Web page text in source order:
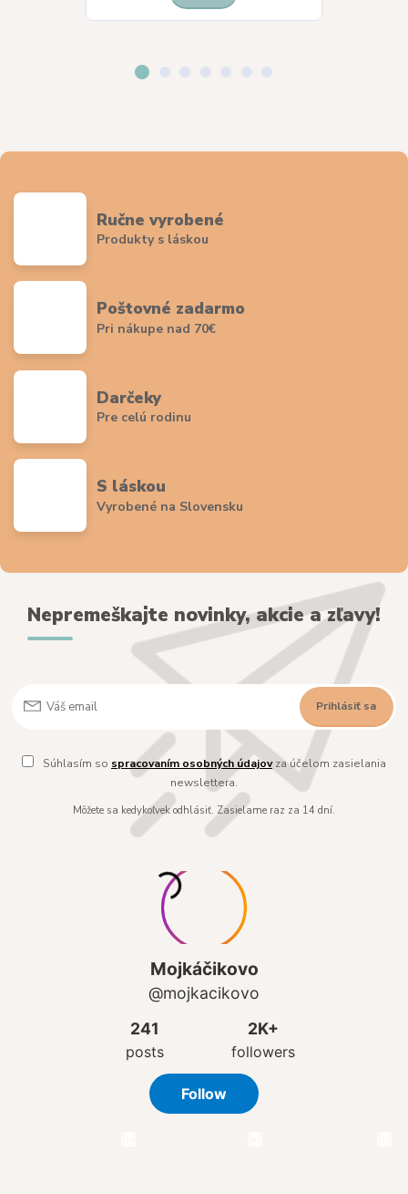
Ručne vyrobené
Produkty s láskou
Poštovné zadarmo
Pri nákupe nad 70€
Darčeky
Pre celú rodinu
S láskou
Vyrobené na Slovensku
Nepremeškajte novinky, akcie a zľavy!
Prihlásiť sa
Súhlasím so spracovaním osobných údajovza účelom zasielania
newslettera.
Môžete sa kedykoľvek odhlásiť. Zasielame raz za 14 dní.